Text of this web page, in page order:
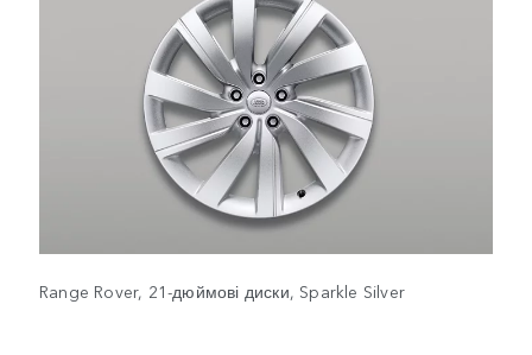
Range Rover, 21-дюймові диски, Sparkle Silver